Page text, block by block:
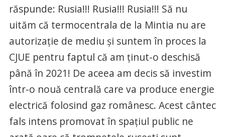
răspunde: Rusia!!! Rusia!!! Rusia!!! Să nu
uităm că termocentrala de la Mintia nu are
autorizaţie de mediu şi suntem în proces la
CJUE pentru faptul că am ţinut-o deschisă
până în 2021! De aceea am decis să investim
într-o nouă centrală care va produce energie
electrică folosind gaz românesc. Acest cântec
fals intens promovat în spaţiul public ne